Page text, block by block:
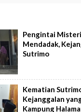
Pengintai
Mendadak,
Sutrimo
Kematian
Kejanggalan
Kampung